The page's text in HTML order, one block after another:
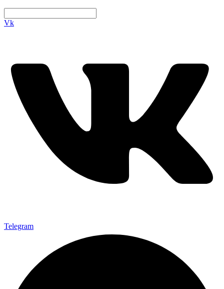
Vk
Telegram